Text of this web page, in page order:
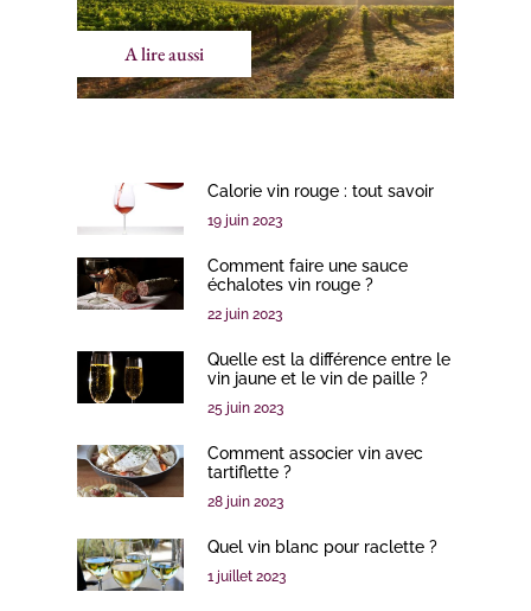
A lire aussi
Calorie vin rouge : tout savoir
19 juin 2023
Comment faire une sauce
échalotes vin rouge ?
22 juin 2023
Quelle est la différence entre le
vin jaune et le vin de paille ?
25 juin 2023
Comment associer vin avec
tartiflette ?
28 juin 2023
Quel vin blanc pour raclette ?
1 juillet 2023